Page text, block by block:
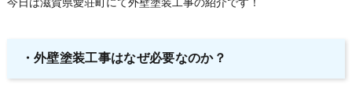
・外壁塗装工事はなぜ必要なのか？